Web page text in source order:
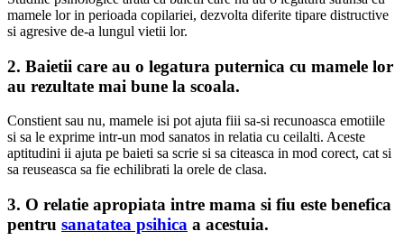
mamele lor in perioada copilariei, dezvolta diferite tipare distructive
si agresive de-a lungul vietii lor.
2. Baietii care au o legatura puternica cu mamele lor
au rezultate mai bune la scoala.
Constient sau nu, mamele isi pot ajuta fiii sa-si recunoasca emotiile
si sa le exprime intr-un mod sanatos in relatia cu ceilalti. Aceste
aptitudini ii ajuta pe baieti sa scrie si sa citeasca in mod corect, cat si
sa reuseasca sa fie echilibrati la orele de clasa.
3. O relatie apropiata intre mama si fiu este benefica
pentru sanatatea psihica a acestuia.